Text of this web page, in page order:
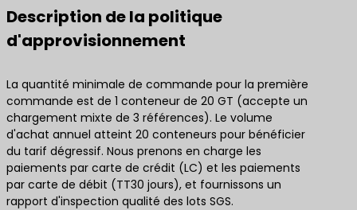
Description de la politique
d'approvisionnement
La quantité minimale de commande pour la première
commande est de 1 conteneur de 20 GT (accepte un
chargement mixte de 3 références). Le volume
d'achat annuel atteint 20 conteneurs pour bénéficier
du tarif dégressif. Nous prenons en charge les
paiements par carte de crédit (LC) et les paiements
par carte de débit (TT30 jours), et fournissons un
rapport d'inspection qualité des lots SGS.